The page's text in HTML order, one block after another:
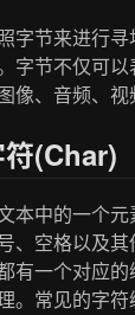
字节来进行
字节不仅可
像、音频、视
(Char)
本中的一个
、空格以及
有一个对应
。常见的字符